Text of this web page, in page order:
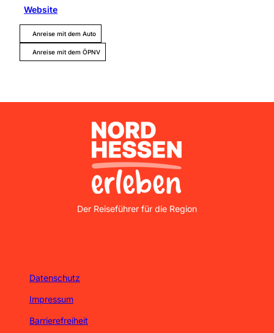
Website
Anreise mit dem Auto
Anreise mit dem ÖPNV
Nordhessen Erleben
Der Reiseführer für die Region
Datenschutz
Impressum
Barrierefreiheit